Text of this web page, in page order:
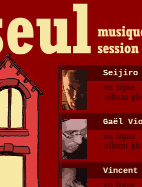
Seijiro
Gaël